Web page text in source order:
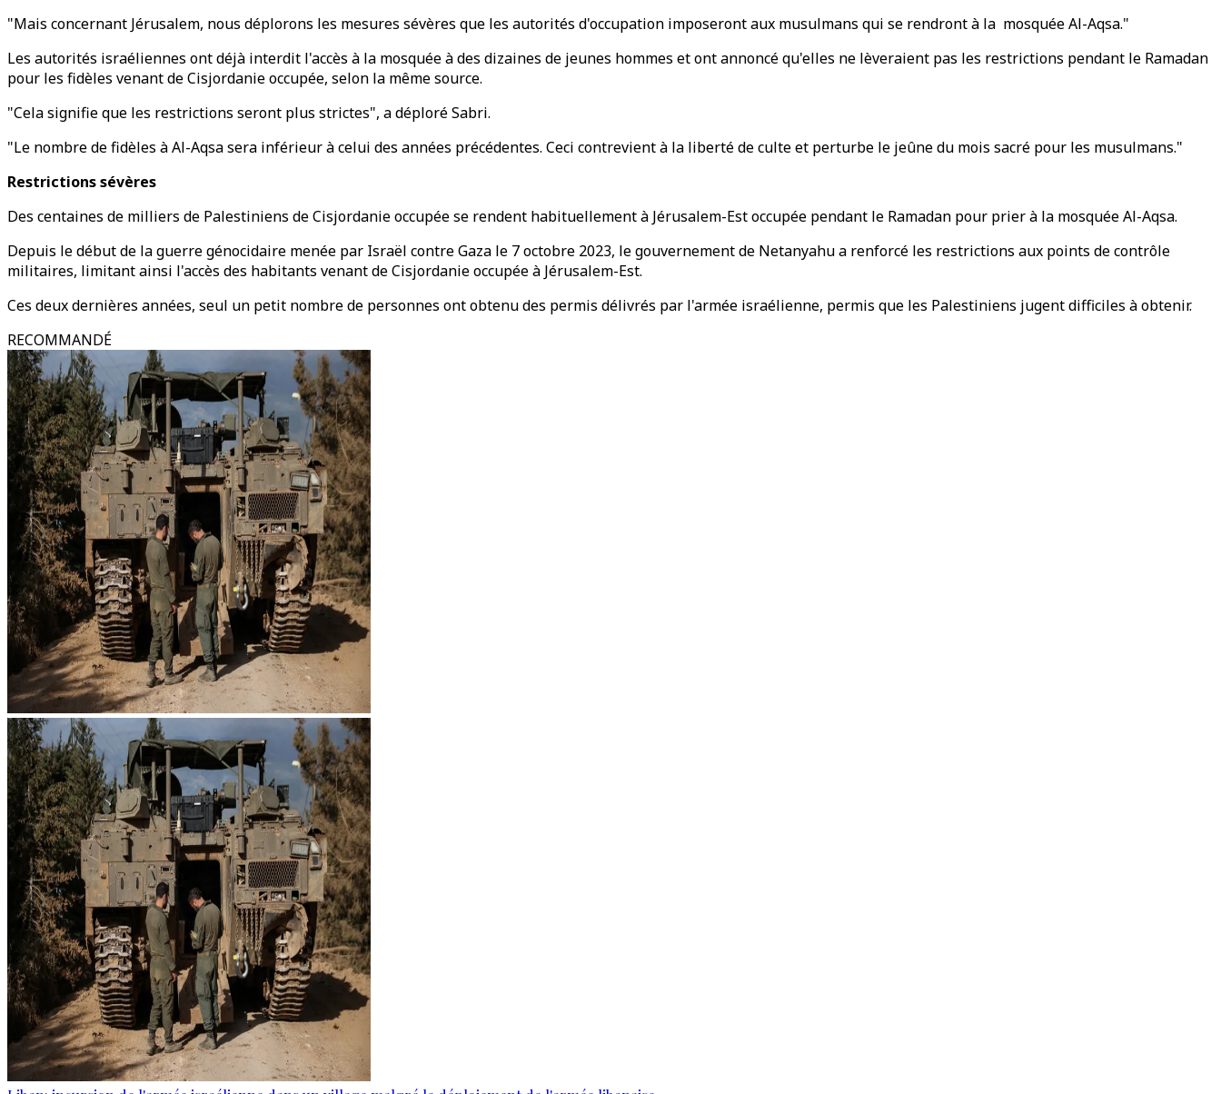
"Mais concernant Jérusalem, nous déplorons les mesures sévères que les autorités d'occupation imposeront aux musulmans qui se rendront à la mosquée Al-Aqsa."
Les autorités israéliennes ont déjà interdit l'accès à la mosquée à des dizaines de jeunes hommes et ont annoncé qu'elles ne lèveraient pas les restrictions pendant le Ramadan
pour les fidèles venant de Cisjordanie occupée, selon la même source.
"Cela signifie que les restrictions seront plus strictes", a déploré Sabri.
"Le nombre de fidèles à Al-Aqsa sera inférieur à celui des années précédentes. Ceci contrevient à la liberté de culte et perturbe le jeûne du mois sacré pour les musulmans."
Restrictions sévères
Des centaines de milliers de Palestiniens de Cisjordanie occupée se rendent habituellement à Jérusalem-Est occupée pendant le Ramadan pour prier à la mosquée Al-Aqsa.
Depuis le début de la guerre génocidaire menée par Israël contre Gaza le 7 octobre 2023, le gouvernement de Netanyahu a renforcé les restrictions aux points de contrôle
militaires, limitant ainsi l'accès des habitants venant de Cisjordanie occupée à Jérusalem-Est.
Ces deux dernières années, seul un petit nombre de personnes ont obtenu des permis délivrés par l'armée israélienne, permis que les Palestiniens jugent difficiles à obtenir.
RECOMMANDÉ